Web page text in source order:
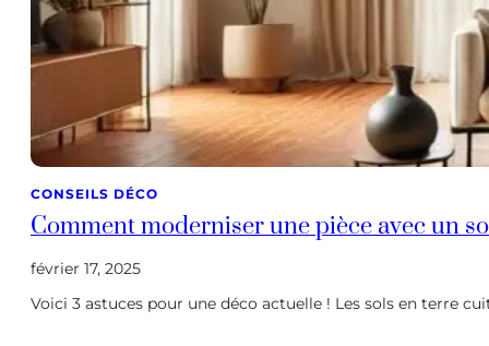
CONSEILS DÉCO
Comment moderniser une pièce avec un
février 17, 2025
Voici 3 astuces pour une déco actuelle ! Les sols en terre